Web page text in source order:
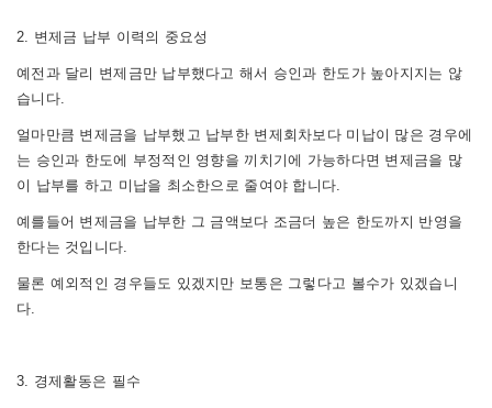
2. 변제금 납부 이력의 중요성
예전과 달리 변제금만 납부했다고 해서 승인과 한도가 높아지지는 않
습니다.
얼마만큼 변제금을 납부했고 납부한 변제회차보다 미납이 많은 경우에
는 승인과 한도에 부정적인 영향을 끼치기에 가능하다면 변제금을 많
이 납부를 하고 미납을 최소한으로 줄여야 합니다.
예를들어 변제금을 납부한 그 금액보다 조금더 높은 한도까지 반영을
한다는 것입니다.
물론 예외적인 경우들도 있겠지만 보통은 그렇다고 볼수가 있겠습니
다.
3. 경제활동은 필수